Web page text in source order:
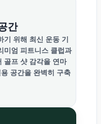
간
위해 최신 운동 기
미엄 피트니스 클럽과
골프 샷 감각을 연마
공간을 완벽히 구축